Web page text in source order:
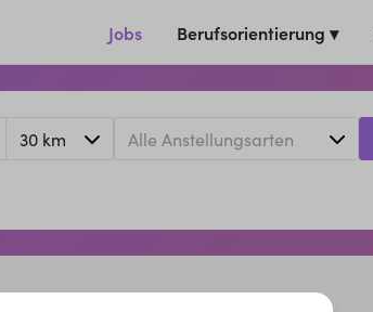
Jobs Berufsorientierung ▾